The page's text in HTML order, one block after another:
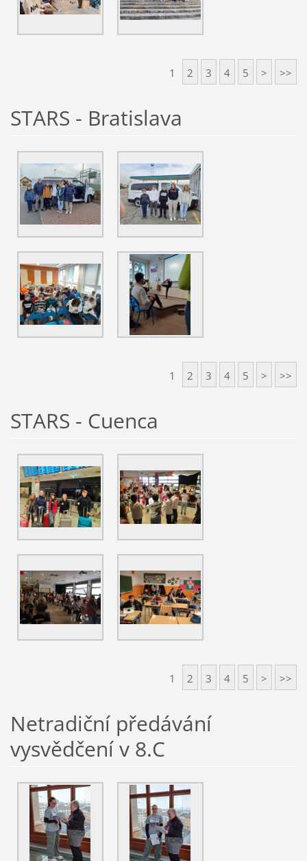
1 2 3 4 5 > >>
STARS - Bratislava
1 2 3 4 5 > >>
STARS - Cuenca
1 2 3 4 5 > >>
Netradiční předávání
vysvědčení v 8.C